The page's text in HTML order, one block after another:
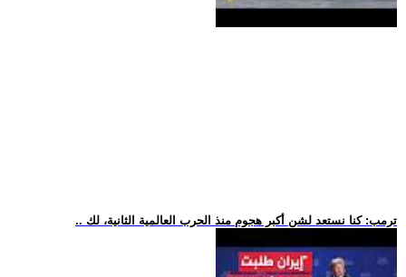
.. ترمب: كنا نستعد لشن أكبر هجوم منذ الحرب العالمية الثانية، لك